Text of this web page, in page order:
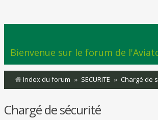
Bienvenue sur le forum de
Index du forum SECURITE Chargé de
Chargé de sécurité